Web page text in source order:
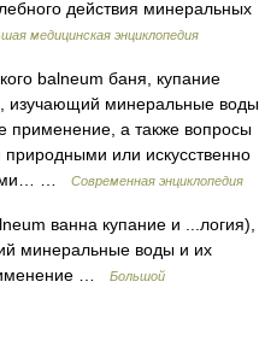
действия минеральных
медицинская энциклопедия
balneum баня, купание
изучающий минеральные воды
применение, а также вопросы
или искусственно
…
Современная энциклопедия
ванна купание и ...логия),
минеральные воды и их
…
Большой